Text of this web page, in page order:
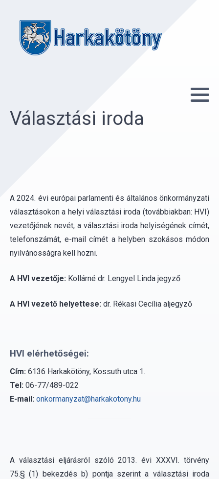
Választási iroda
A 2024. évi európai parlamenti és általános önkormányzati
választásokon a helyi választási iroda (továbbiakban: HVI)
vezetőjének nevét, a választási iroda helyiségének címét,
telefonszámát, e-mail címét a helyben szokásos módon
nyilvánosságra kell hozni.
A HVI vezetője: Kollárné dr. Lengyel Linda jegyző
A HVI vezető helyettese: dr. Rékasi Cecília aljegyző
HVI elérhetőségei:
Cím: 6136 Harkakötöny, Kossuth utca 1.
Tel: 06-77/489-022
E-mail: onkormanyzat@harkakotony.hu
A választási eljárásról szóló 2013. évi XXXVI. törvény
75.§ (1) bekezdés b) pontja szerint a választási iroda